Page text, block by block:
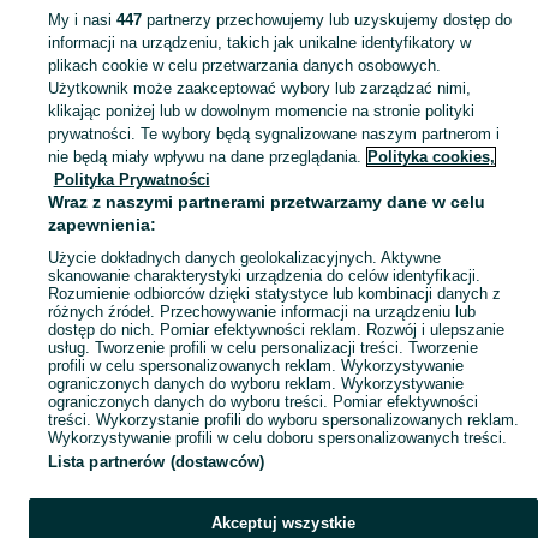
KATEGORIA
Sprzedaż łóżek i kojców dla dzieci Jastrzębie-Zdrój ▶️ Szeroki wybór modeli i materiałów ✅ Nowe i używane w atrakcyjnych cenach ☝ Sprawdź oferty na OLX.pl! Zobacz
Mapa kategorii
Mapa miejscowości
Mapa ministron
Popularne wyszukiwania
My i nasi 447partnerzy przechowujemy lub uzyskujemy dostęp do
informacji na urządzeniu, takich jak unikalne identyfikatory w
plikach cookie w celu przetwarzania danych osobowych.
Użytkownik może zaakceptować wybory lub zarządzać nimi,
klikając poniżej lub w dowolnym momencie na stronie polityki
prywatności. Te wybory będą sygnalizowane naszym partnerom i
nie będą miały wpływu na dane przeglądania. Polityka cookies,
Polityka Prywatności
Wraz z naszymi partnerami przetwarzamy dane w celu
zapewnienia:
Użycie dokładnych danych geolokalizacyjnych. Aktywne
skanowanie charakterystyki urządzenia do celów identyfikacji.
Rozumienie odbiorców dzięki statystyce lub kombinacji danych z
różnych źródeł. Przechowywanie informacji na urządzeniu lub
dostęp do nich. Pomiar efektywności reklam. Rozwój i ulepszanie
usług. Tworzenie profili w celu personalizacji treści. Tworzenie
profili w celu spersonalizowanych reklam. Wykorzystywanie
ograniczonych danych do wyboru reklam. Wykorzystywanie
ograniczonych danych do wyboru treści. Pomiar efektywności
treści. Wykorzystanie profili do wyboru spersonalizowanych reklam.
Wykorzystywanie profili w celu doboru spersonalizowanych treści.
Lista partnerów (dostawców)
Akceptuj wszystkie